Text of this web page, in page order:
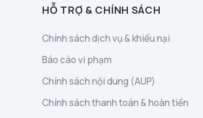
HỖ TRỢ & CHÍNH SÁCH
Chính sách dịch vụ & khiếu nại
Báo cáo vi phạm
Chính sách nội dung (AUP)
Chính sách thanh toán & hoàn tiền